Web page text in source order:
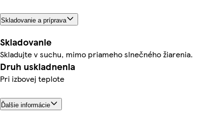
Skladovanie a príprava
Skladovanie
Skladujte v suchu, mimo priameho slnečného žiarenia.
Druh uskladnenia
Pri izbovej teplote
Ďalšie informácie